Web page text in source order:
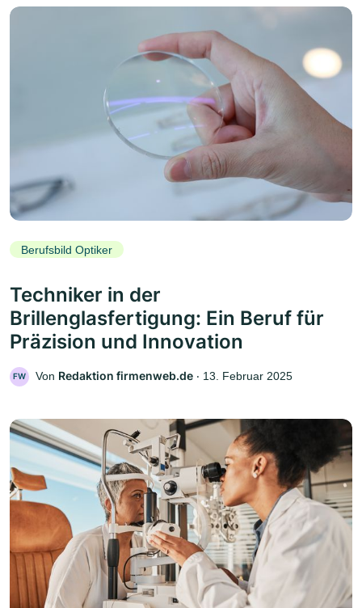
Berufsbild Optiker
Techniker in der
Brillenglasfertigung: Ein Beruf für
Präzision und Innovation
FW Von Redaktion firmenweb.de ‧ 13. Februar 2025